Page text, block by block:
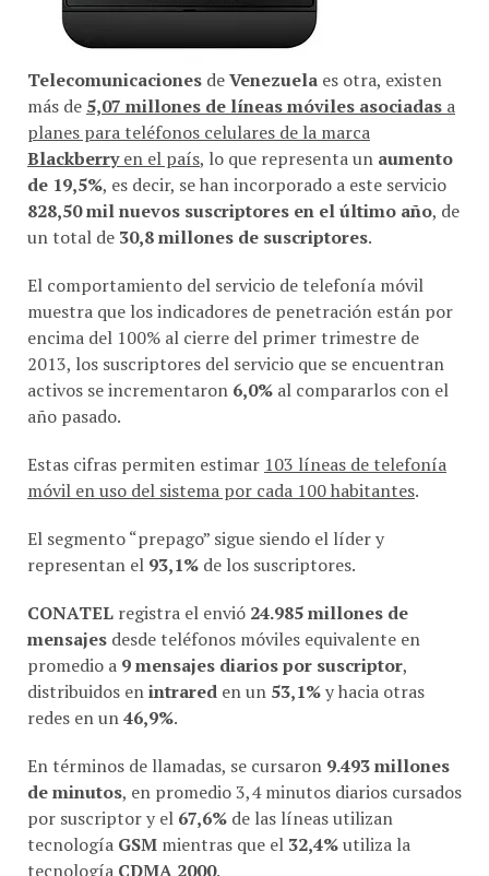
TelecomunicacionesdeVenezuela
más de5,07 millones de líneas móviles asociadas
planes para teléfonos celulares de la marca
Blackberryen el país , lo que representa un
de 19,5%, es decir, se han incorporado a este servicio
828,50 mil nuevos suscriptores en el último año, de
un total de30,8 millones de suscriptores.
muestra que los indicadores de penetración están por
encima del 100% al cierre del primer trimestre de
2013, los suscriptores del servicio que se encuentran
activos se incrementaron 6,0%al compararlos con el
año pasado.
móvil en uso del sistema por cada 100 habitantes.
representan el93,1%de los suscriptores.
mensajesdesde teléfonos móviles equivalente en
promedio a9 mensajes diarios por suscriptor,
distribuidos enintrareden un53,1%y hacia otras
redes en un 46,9%.
de minutos, en promedio 3,4 minutos diarios cursados
por suscriptor y el67,6%de las líneas utilizan
tecnologíaGSMmientras que el32,4%utiliza la
tecnología CDMA 2000.